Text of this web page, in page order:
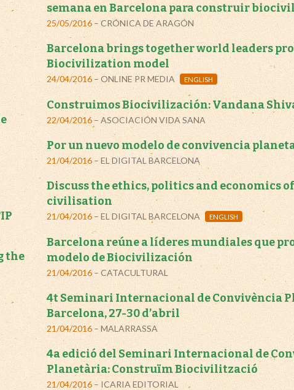
the
semana en Barcelona para construir
25/05/2016 – CRÓNICA DE ARAGÓN
Barcelona brings together world leaders
Biocivilization model
24/04/2016 – ONLINE PR MEDIA ENGLISH
Construimos Biocivilización: Vandana
22/04/2016 – ASOCIACIÓN VIDA SANA
Por un nuevo modelo de convivencia
21/04/2016 – EL DIGITAL BARCELONA
Discuss the ethics, politics and economics
civilisation
21/04/2016 – EL DIGITAL BARCELONA ENGLISH
Barcelona reúne a líderes mundiales que
modelo de Biocivilización
21/04/2016 – CATACULTURAL
4t Seminari Internacional de Convivència
Barcelona, 27-30 d’abril
21/04/2016 – MALARRASSA
4a edició del Seminari Internacional de
Planetària: Construïm Biocivilització
21/04/2016 – ICARIA EDITORIAL